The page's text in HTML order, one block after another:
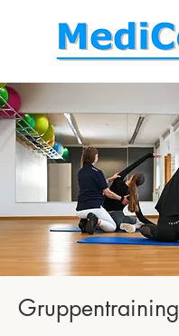
Gruppentraining